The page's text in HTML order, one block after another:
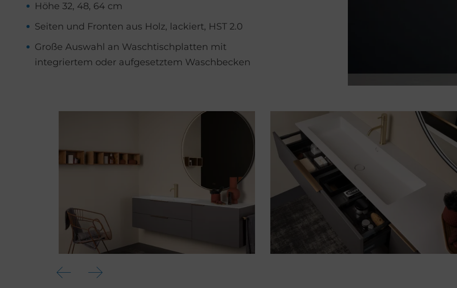
Höhe 32, 48, 64 cm
Seiten und Fronten aus Holz, lackiert, HST 2.0
Große Auswahl an Waschtischplatten mit
integriertem oder aufgesetztem Waschbecken